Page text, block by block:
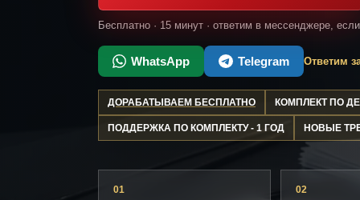
Бесплатно · 15 минут · ответим в мессенджере,
WhatsApp Telegram Ответим
ДОРАБАТЫВАЕМ БЕСПЛАТНО КОМПЛЕКТ ПО
ПОДДЕРЖКА ПО КОМПЛЕКТУ - 1 ГОД НОВЫЕ
01 02